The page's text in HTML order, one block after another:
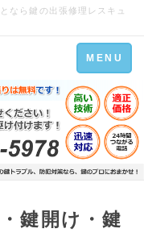
なら鍵の出張修理レスキュ
Toggle
navigation
MENU
鍵開け・鍵